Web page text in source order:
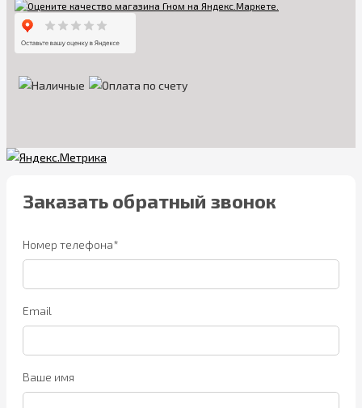
Заказать обратный звонок
Номер телефона*
Email
Ваше имя